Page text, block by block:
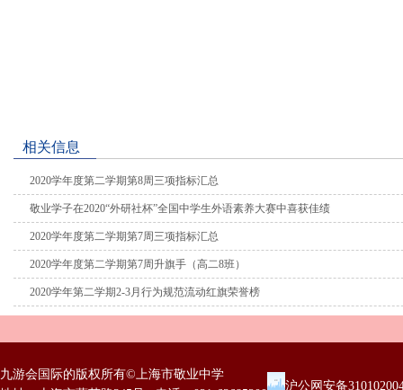
相关信息
2020学年度第二学期第8周三项指标汇总
敬业学子在2020“外研社杯”全国中学生外语素养大赛中喜获佳绩
2020学年度第二学期第7周三项指标汇总
2020学年度第二学期第7周升旗手（高二8班）
2020学年第二学期2-3月行为规范流动红旗荣誉榜
九游会国际的版权所有©上海市敬业中学
沪公网安备